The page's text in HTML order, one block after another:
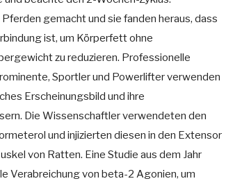
gemacht und sie fanden heraus, dass
ist, um Körperfett ohne
zu reduzieren. Professionelle
Sportler und Powerlifter verwenden
Erscheinungsbild und ihre
Die Wissenschaftler verwendeten den
und injizierten diesen in den Extensor
von Ratten. Eine Studie aus dem Jahr
Verabreichung von beta-2 Agonien, um